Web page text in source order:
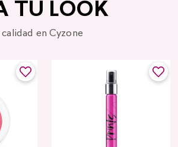
TU LOOK
en Cyzone